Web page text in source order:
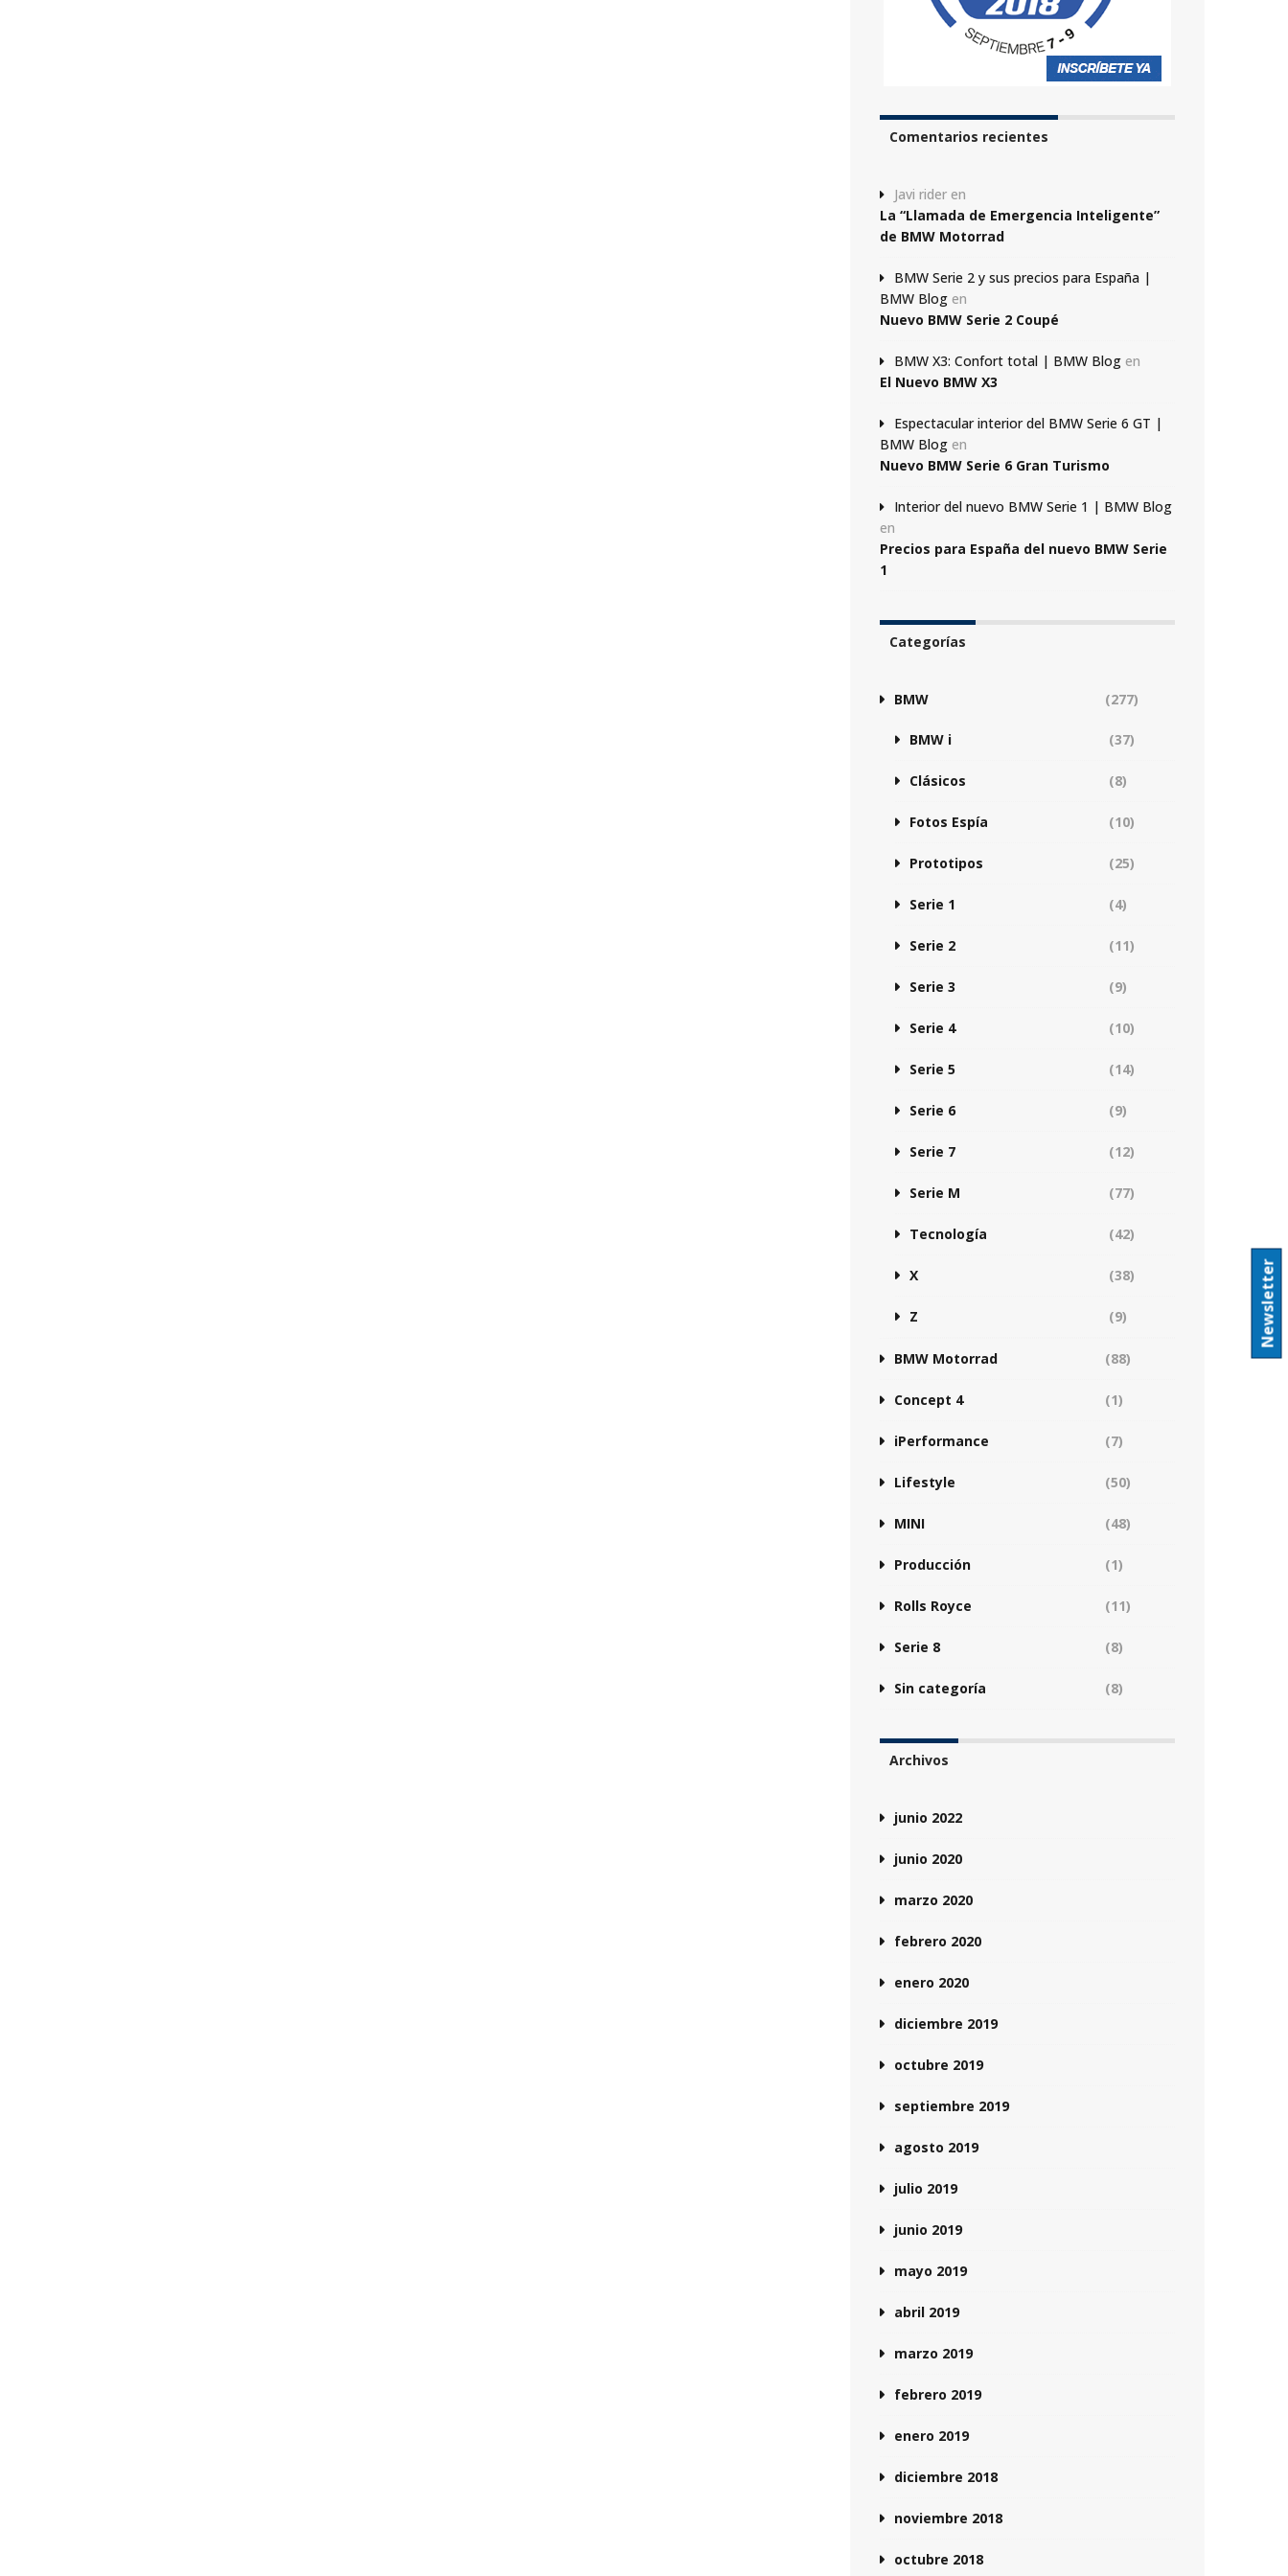
Comentarios recientes
Javi rider en
La “Llamada de Emergencia Inteligente”
de BMW Motorrad
BMW Serie 2 y sus precios para España |
BMW Blog en
Nuevo BMW Serie 2 Coupé
BMW X3: Confort total | BMW Blog en
El Nuevo BMW X3
Espectacular interior del BMW Serie 6 GT |
BMW Blog en
Nuevo BMW Serie 6 Gran Turismo
Interior del nuevo BMW Serie 1 | BMW Blog
en
Precios para España del nuevo BMW Serie
1
Categorías
BMW (277)
BMW i (37)
Clásicos (8)
Fotos Espía (10)
Prototipos (25)
Serie 1 (4)
Serie 2 (11)
Serie 3 (9)
Serie 4 (10)
Serie 5 (14)
Serie 6 (9)
Serie 7 (12)
Serie M (77)
Tecnología (42)
X (38)
Z (9)
BMW Motorrad (88)
Concept 4 (1)
iPerformance (7)
Lifestyle (50)
MINI (48)
Producción (1)
Rolls Royce (11)
Serie 8 (8)
Sin categoría (8)
Archivos
junio 2022
junio 2020
marzo 2020
febrero 2020
enero 2020
diciembre 2019
octubre 2019
septiembre 2019
agosto 2019
julio 2019
junio 2019
mayo 2019
abril 2019
marzo 2019
febrero 2019
enero 2019
diciembre 2018
noviembre 2018
octubre 2018
Newsletter